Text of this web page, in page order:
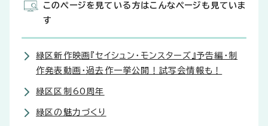
このページを見ている方はこんなページも見ていま
す
緑区新作映画『セイシュン・モンスターズ』予告編・制
作発表動画・過去作一挙公開！試写会情報も！
緑区区制60周年
緑区の魅力づくり